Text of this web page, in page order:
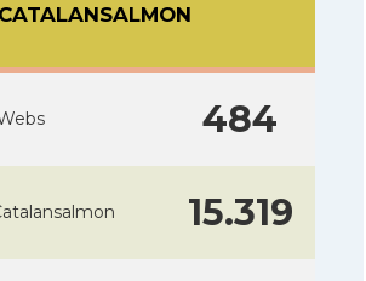
CATALANSALMON
484
15.319